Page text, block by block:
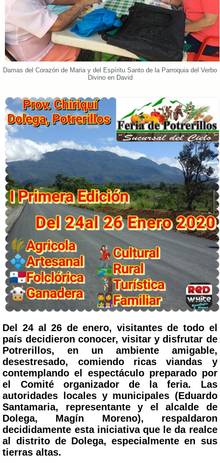
Damas del Corazón de Maria y del Espíritu Santo de la Parroquia del Verbo
Divino en David
Del 24 al 26 de enero, visitantes de todo el
país decidieron conocer, visitar y disfrutar de
Potrerillos, en un ambiente amigable,
desestresado, comiendo ricas viandas y
contemplando el espectáculo preparado por
el Comité organizador de la feria. Las
autoridades locales y municipales (Eduardo
Santamaria, representante y el alcalde de
Dolega, Magín Moreno), respaldaron
decididamente esta iniciativa que le da realce
al distrito de Dolega, especialmente en sus
tierras altas.